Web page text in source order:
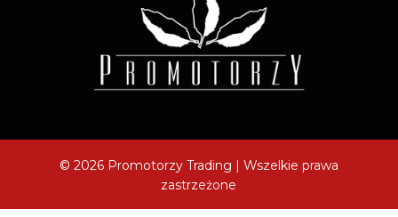
© 2026 Promotorzy Trading | Wszelkie prawa
zastrzeżone